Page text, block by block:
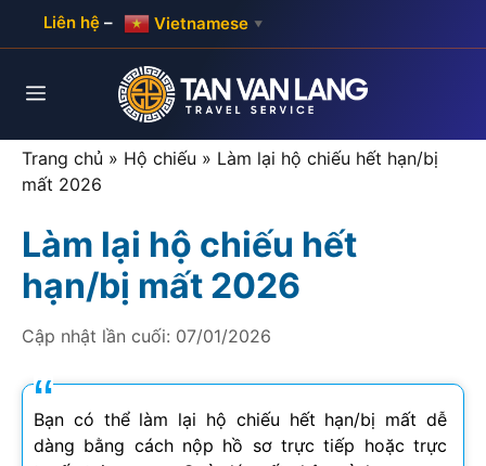
Liên hệ – Vietnamese ▼
Menu
Trang chủ » Hộ chiếu » Làm lại hộ chiếu hết hạn/bị
mất 2026
Làm lại hộ chiếu hết
hạn/bị mất 2026
Cập nhật lần cuối: 07/01/2026
Bạn có thể làm lại hộ chiếu hết hạn/bị mất dễ
dàng bằng cách nộp hồ sơ trực tiếp hoặc trực